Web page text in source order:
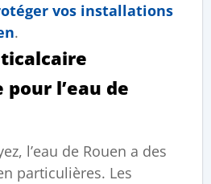
vos installations
.
l’eau de
l’eau de Rouen a des
particulières. Les